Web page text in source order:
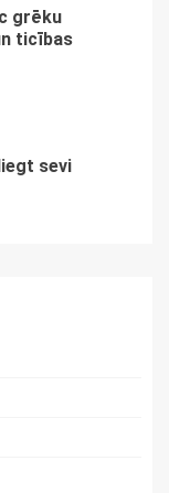
grēku
ticības
sevi